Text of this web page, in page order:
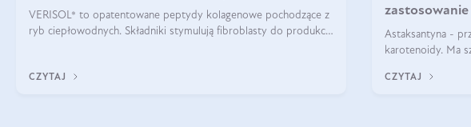
VERISOL® to opatentowane peptydy kolagenowe pochodzące z
ryb ciepłowodnych. Składniki stymulują fibroblasty do produkcji
komórek skóry.
CZYTAJ
zastosowanie
Astaksantyna -
karotenoidy. Ma
CZYTAJ